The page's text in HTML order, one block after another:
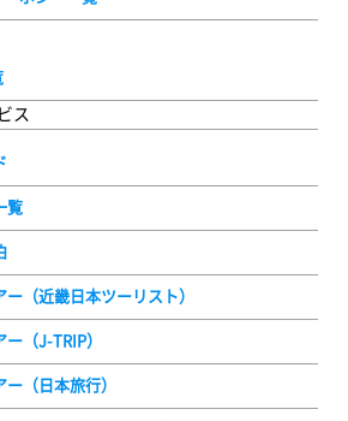
ス
覧
ー（近畿日本ツーリスト）
ー（J-TRIP）
ー（日本旅行）